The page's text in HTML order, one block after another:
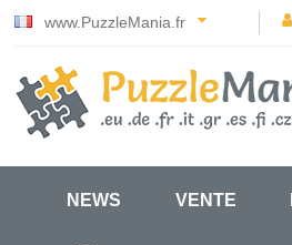
www.PuzzleMania.fr
NEWS VENTE